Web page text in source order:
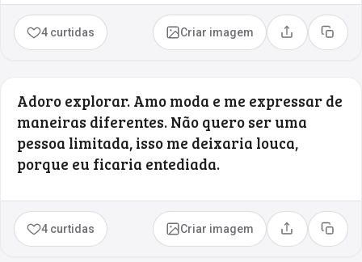
4 curtidas Criar imagem Compartilhar
Copiar
Adoro explorar. Amo moda e me expressar de
maneiras diferentes. Não quero ser uma
pessoa limitada, isso me deixaria louca,
porque eu ficaria entediada.
4 curtidas Criar imagem Compartilhar
Copiar